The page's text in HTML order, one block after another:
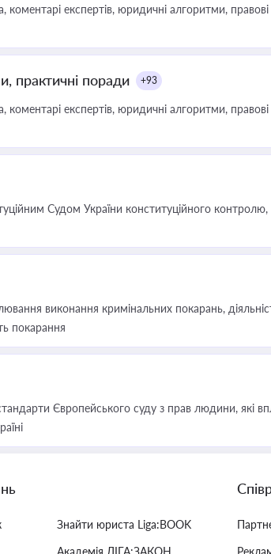
експертів, юридичні алгоритми,
практичні поради +93
експертів, юридичні алгоритми,
Судом України конституційного контролю,
виконання кримінальних покарань,
покарання
Європейського суду з прав людини, які
Знайти юриста Liga:BOOK
Академія ЛІГА:ЗАКОН